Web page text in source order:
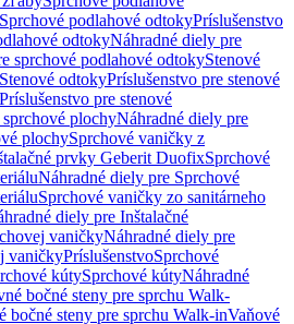
podlahové odtokyPríslušenstvo
odtokyNáhradné diely pre
sprchové podlahové odtokyStenové
odtokyPríslušenstvo pre stenové
pre stenové
plochyNáhradné diely pre
plochySprchové vaničky z
prvky Geberit DuofixSprchové
Náhradné diely pre Sprchové
Sprchové vaničky zo sanitárneho
diely pre Inštalačné
vaničkyNáhradné diely pre
vaničkyPríslušenstvoSprchové
kútySprchové kútyNáhradné
bočné steny pre sprchu Walk-
bočné steny pre sprchu Walk-inVaňové